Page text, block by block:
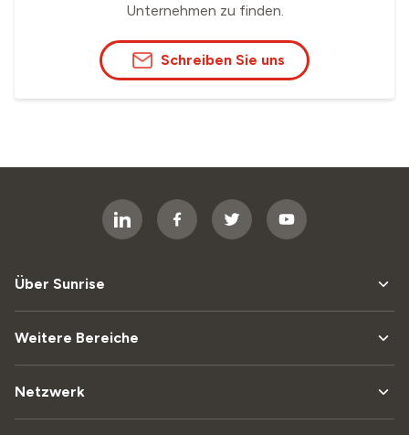
Unternehmen zu finden.
Schreiben Sie uns
Über Sunrise
Weitere Bereiche
Netzwerk